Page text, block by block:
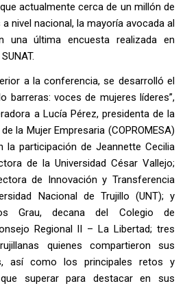
actualmente cerca de un millón de
nivel nacional, la mayoría avocada al
una última encuesta realizada en
a la conferencia, se desarrolló el
barreras: voces de mujeres líderes”,
a Lucía Pérez, presidenta de la
la Mujer Empresaria (COPROMESA)
participación de Jeannette Cecilia
de la Universidad César Vallejo;
de Innovación y Transferencia
Nacional de Trujillo (UNT); y
Grau, decana del Colegio de
Regional II – La Libertad; tres
quienes compartieron sus
así como los principales retos y
superar para destacar en sus